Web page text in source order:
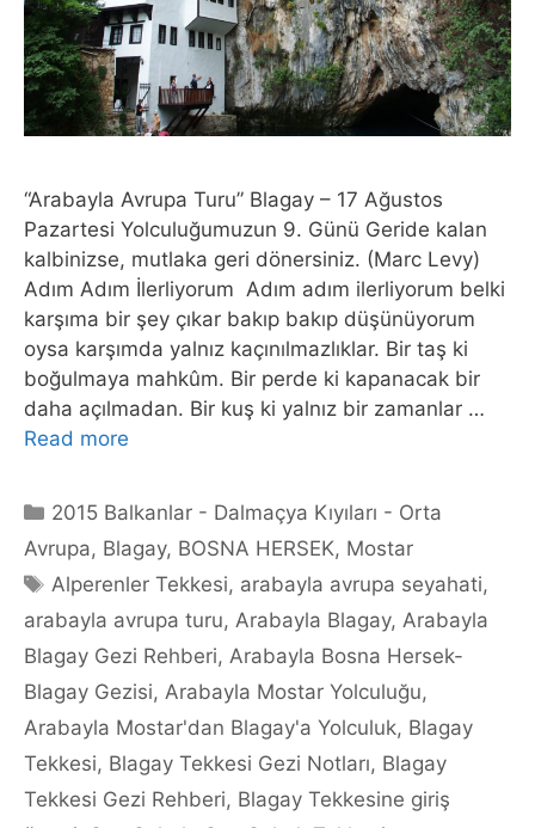
“Arabayla Avrupa Turu” Blagay – 17 Ağustos
Pazartesi Yolculuğumuzun 9. Günü Geride kalan
kalbinizse, mutlaka geri dönersiniz. (Marc Levy)
Adım Adım İlerliyorum Adım adım ilerliyorum belki
karşıma bir şey çıkar bakıp bakıp düşünüyorum
oysa karşımda yalnız kaçınılmazlıklar. Bir taş ki
boğulmaya mahkûm. Bir perde ki kapanacak bir
daha açılmadan. Bir kuş ki yalnız bir zamanlar …
Read more
Categories
2015 Balkanlar - Dalmaçya Kıyıları - Orta
Avrupa, Blagay, BOSNA HERSEK, Mostar
Tags
Alperenler Tekkesi, arabayla avrupa seyahati,
arabayla avrupa turu, Arabayla Blagay, Arabayla
Blagay Gezi Rehberi, Arabayla Bosna Hersek-
Blagay Gezisi, Arabayla Mostar Yolculuğu,
Arabayla Mostar'dan Blagay'a Yolculuk, Blagay
Tekkesi, Blagay Tekkesi Gezi Notları, Blagay
Tekkesi Gezi Rehberi, Blagay Tekkesine giriş